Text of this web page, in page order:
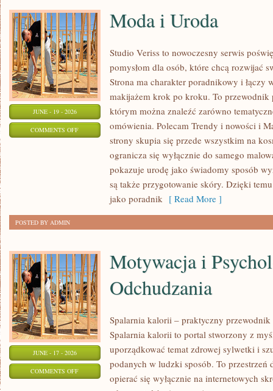
JUNE - 19 - 2026
COMMENTS OFFON
Moda i Uroda
Studio Veriss to nowoczesny serwis
pomysłom dla osób, które chcą rozwijać
Strona ma charakter poradnikowy i łączy
makijażem krok po kroku. To
którym można znaleźć zarówno
omówienia. Polecam Trendy i nowości i
strony skupia się przede wszystkim na
ogranicza się wyłącznie do samego
pokazuje urodę jako świadomy sposób
są także przygotowanie skóry. Dzięki
jako poradnik [ Read More ]
POSTED BY ADMIN
JUNE - 17 - 2026
COMMENTS OFFON
MOTYWACJA
Motywacja i
Odchudzania
Spalarnia kalorii – praktyczny
Spalarnia kalorii to portal stworzony z
uporządkować temat zdrowej sylwetki i
podanych w ludzki sposób. To
opierać się wyłącznie na internetowych